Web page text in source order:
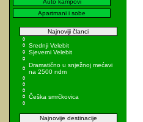
Auto kampovi
Apartmani i sobe
Najnoviji članci
Srednji Velebit
Sjeverni Velebit
Dramatično u snježnoj mećavi
na 2500 ndm
Češka smrčkovica
Najnovije destinacije